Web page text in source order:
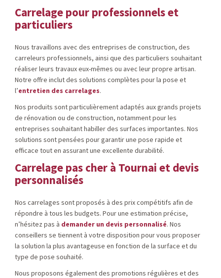
Carrelage pour professionnels et
particuliers
Nous travaillons avec des entreprises de construction, des
carreleurs professionnels, ainsi que des particuliers souhaitant
réaliser leurs travaux eux-mêmes ou avec leur propre artisan.
Notre offre inclut des solutions complètes pour la pose et
l’entretien des carrelages.
Nos produits sont particulièrement adaptés aux grands projets
de rénovation ou de construction, notamment pour les
entreprises souhaitant habiller des surfaces importantes. Nos
solutions sont pensées pour garantir une pose rapide et
efficace tout en assurant une excellente durabilité.
Carrelage pas cher à Tournai et devis
personnalisés
Nos carrelages sont proposés à des prix compétitifs afin de
répondre à tous les budgets. Pour une estimation précise,
n’hésitez pas à demander un devis personnalisé. Nos
conseillers se tiennent à votre disposition pour vous proposer
la solution la plus avantageuse en fonction de la surface et du
type de pose souhaité.
Nous proposons également des promotions régulières et des